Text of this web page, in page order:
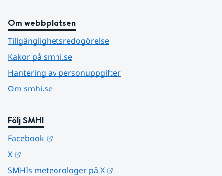
Om webbplatsen
Tillgänglighetsredogörelse
Kakor på smhi.se
Hantering av personuppgifter
Om smhi.se
Följ SMHI
Facebook
X
SMHIs meteorologer på X